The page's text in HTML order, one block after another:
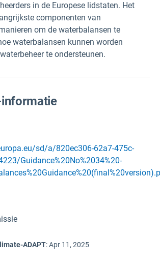
in de Europese lidstaten. Het
componenten van
om de waterbalansen te
waterbalansen kunnen worden
te ondersteunen.
sd/a/820ec306-62a7-475c-
Guidance%20No%2034%20-
ADAPT:Apr 11, 2025